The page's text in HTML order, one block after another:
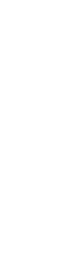
nom, de
le
plus
des
l’Union
par l’UE.
personnel
ces tiers
cookies.